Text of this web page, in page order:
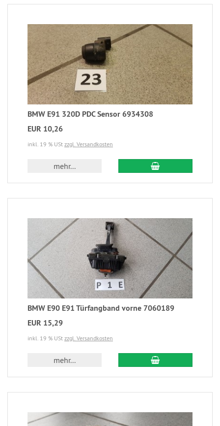
BMW E91 320D PDC Sensor 6934308
EUR 10,26
inkl. 19 % USt zzgl. Versandkosten
mehr...
BMW E90 E91 Türfangband vorne 7060189
EUR 15,29
inkl. 19 % USt zzgl. Versandkosten
mehr...